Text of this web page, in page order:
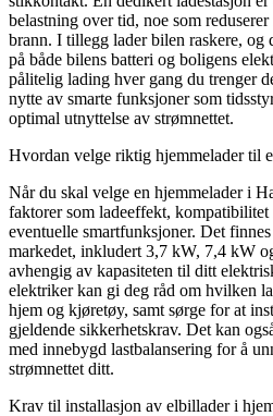
belastning over tid, noe som
brann. I tillegg lader bilen raskere, og
på både bilens batteri og boligens
pålitelig lading hver gang du trenger
nytte av smarte funksjoner som
optimal utnyttelse av strømnettet.
Hvordan velge riktig hjemmelader til
Når du skal velge en hjemmelader i
faktorer som ladeeffekt,
eventuelle smartfunksjoner. Det
markedet, inkludert 3,7 kW, 7,4 kW
avhengig av kapasiteten til ditt
elektriker kan gi deg råd om hvilken
hjem og kjøretøy, samt sørge for at
gjeldende sikkerhetskrav. Det kan
med innebygd lastbalansering for å
strømnettet ditt.
Krav til installasjon av elbillader i